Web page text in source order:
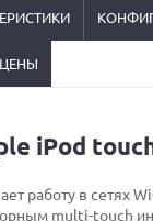
ЦЕНЫ
iPod
работу в сетях
multi-touch